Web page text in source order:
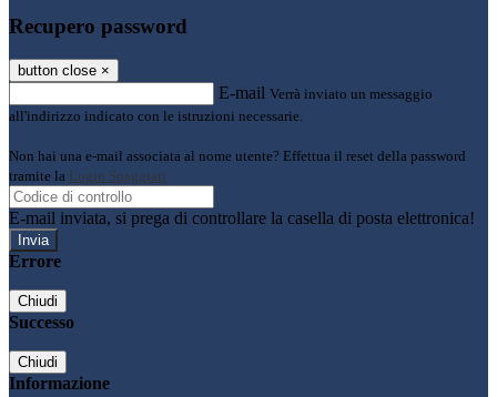
Recupero password
button close ×
E-mail Verrà inviato un messaggio
all'indirizzo indicato con le istruzioni necessarie.
Non hai una e-mail associata al nome utente? Effettua il reset della password
tramite la Login Spaggiari
E-mail inviata, si prega di controllare la casella di posta elettronica!
Errore
Chiudi
Successo
Chiudi
Informazione